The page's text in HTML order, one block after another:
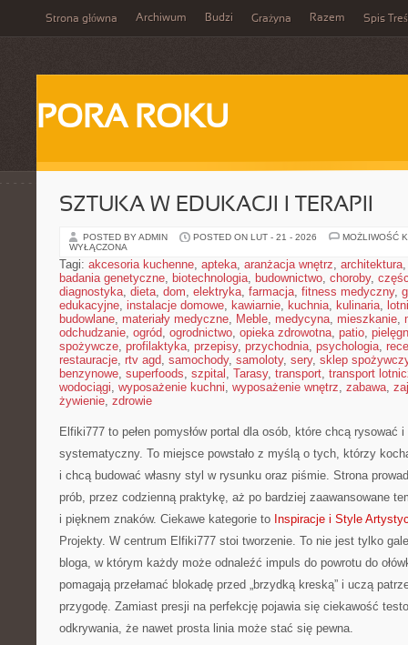
Strona główna Archiwum Budzi Grażyna Razem Spis
PORA ROKU
SZTUKA W EDUKACJI I TERAPII
POSTED BY ADMIN POSTED ON LUT - 21 - 2026
MOŻLIWOŚĆ
WYŁĄCZONA
Tagi: akcesoria kuchenne, apteka, aranżacja wnętrz, architektura
badania genetyczne, biotechnologia, budownictwo, choroby,
diagnostyka, dieta, dom, elektryka, farmacja, fitness medyczny,
edukacyjne, instalacje domowe, kawiarnie, kuchnia, kulinaria,
budowlane, materiały medyczne, Meble, medycyna, mieszkanie,
odchudzanie, ogród, ogrodnictwo, opieka zdrowotna, patio,
spożywcze, profilaktyka, przepisy, przychodnia, psychologia,
restauracje, rtv agd, samochody, samoloty, sery, sklep
benzynowe, superfoods, szpital , Tarasy, transport, transport
wodociągi, wyposażenie kuchni, wyposażenie wnętrz, zabawa,
żywienie, zdrowie
Elfiki777 to pełen pomysłów portal dla osób, które chcą rysować
systematyczny. To miejsce powstało z myślą o tych, którzy
i chcą budować własny styl w rysunku oraz piśmie. Strona
prób, przez codzienną praktykę, aż po bardziej zaawansowane
i pięknem znaków. Ciekawe kategorie to Inspiracje i Style
Projekty. W centrum Elfiki777 stoi tworzenie. To nie jest tylko
bloga, w którym każdy może odnaleźć impuls do powrotu do
pomagają przełamać blokadę przed „brzydką kreską” i uczą
przygodę. Zamiast presji na perfekcję pojawia się ciekawość
odkrywania, że nawet prosta linia może stać się pewna.